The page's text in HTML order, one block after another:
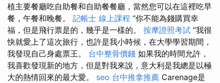
植主要餐廳吃自助餐和自助餐餐廳，當然您可以在這裡吃早
餐，午餐和晚餐。 記帳士 線上課程 “你不能為錢購買幸
福，但是飛行票是的，幾乎是一樣的。 按摩證照考試 ”我很
快就愛上了這次旅行，也許是我小時候，在大學學習期間，
我發現自己身處票王。 台中整骨價錢 如果我的時間允許，
我喜歡發現新的地方，但是對我來說，意大利是我總是以極
大的熱情回來的最大愛。 seo 台中推拿推薦 Carenage是